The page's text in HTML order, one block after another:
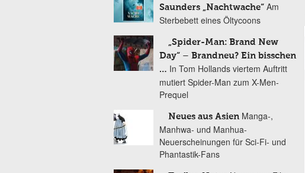
Saunders „Nachtwache“ Am
Sterbebett eines Öltycoons
„Spider-Man: Brand New
Day“ – Brandneu? Ein bisschen
… In Tom Hollands viertem Auftritt
mutiert Spider-Man zum X-Men-
Prequel
Neues aus Asien Manga-,
Manhwa- und Manhua-
Neuerscheinungen für Sci-Fi- und
Phantastik-Fans